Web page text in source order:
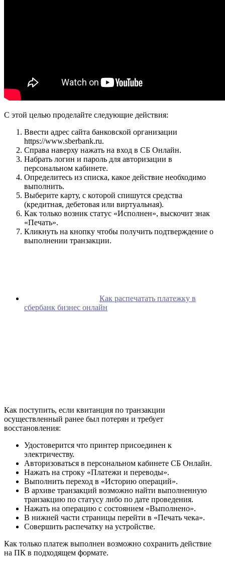
С этой целью проделайте следующие действия:
Ввести адрес сайта банковской организации
https://www.sberbank.ru.
Справа наверху нажать на вход в СБ Онлайн.
Набрать логин и пароль для авторизации в
персональном кабинете.
Определитесь из списка, какое действие необходимо
выполнить.
Выберите карту, с которой спишутся средства
(кредитная, дебетовая или виртуальная).
Как только возник статус «Исполнен», выскочит знак
«Печать».
Кликнуть на кнопку чтобы получить подтверждение о
выполнении транзакции.
Как распечатать платежку в
сбербанк бизнес онлайн
Как поступить, если квитанция по транзакции
осуществленный ранее был потерян и требует
восстановления:
Удостоверится что принтер присоединен к
электричеству.
Авторизоваться в персональном кабинете СБ Онлайн.
Нажать на строку «Платежи и переводы».
Выполнить переход в «Историю операций».
В архиве транзакций возможно найти выполненную
транзакцию по статусу либо по дате проведения.
Нажать на операцию с состоянием «Выполнено».
В нижней части страницы перейти в «Печать чека».
Совершить распечатку на устройстве.
Как только платеж выполнен возможно сохранить действие
на ПК в подходящем формате.